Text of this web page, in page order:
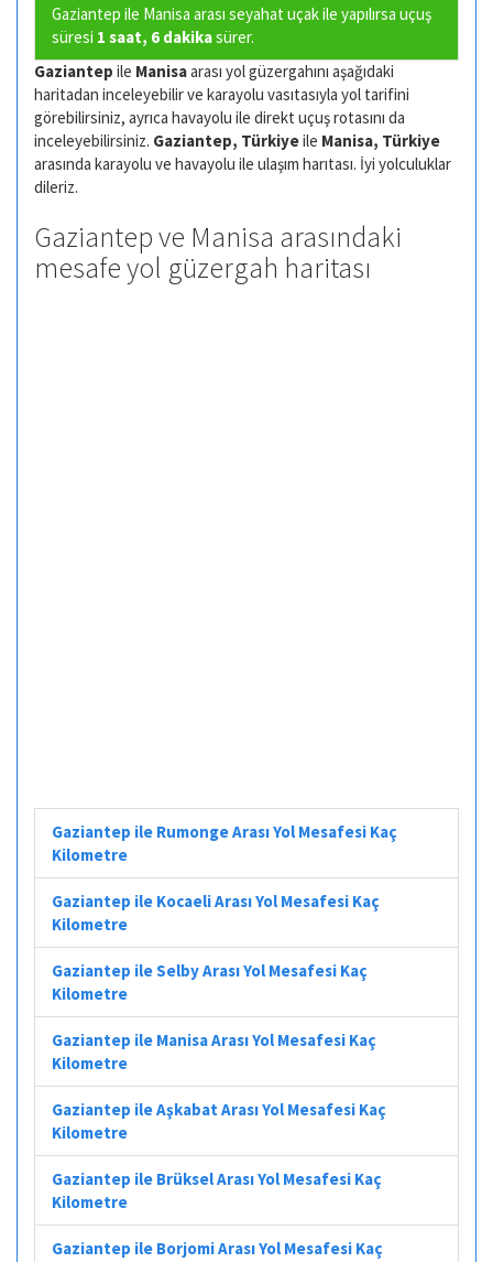
Gaziantep ile Manisa arası seyahat uçak ile yapılırsa uçuş
süresi 1 saat, 6 dakikasürer.
Gaziantep ile Manisaarası yol güzergahını aşağıdaki
haritadan inceleyebilir ve karayolu vasıtasıyla yol tarifini
görebilirsiniz, ayrıca havayolu ile direkt uçuş rotasını da
inceleyebilirsiniz. Gaziantep, Türkiyeile Manisa, Türkiye
arasında karayolu ve havayolu ile ulaşım harıtası. İyi yolculuklar
dileriz.
Gaziantep ve Manisa arasındaki
mesafe yol güzergah haritası
Gaziantep ile Rumonge Arası Yol Mesafesi Kaç
Kilometre
Gaziantep ile Kocaeli Arası Yol Mesafesi Kaç
Kilometre
Gaziantep ile Selby Arası Yol Mesafesi Kaç
Kilometre
Gaziantep ile Manisa Arası Yol Mesafesi Kaç
Kilometre
Gaziantep ile Aşkabat Arası Yol Mesafesi Kaç
Kilometre
Gaziantep ile Brüksel Arası Yol Mesafesi Kaç
Kilometre
Gaziantep ile Borjomi Arası Yol Mesafesi Kaç